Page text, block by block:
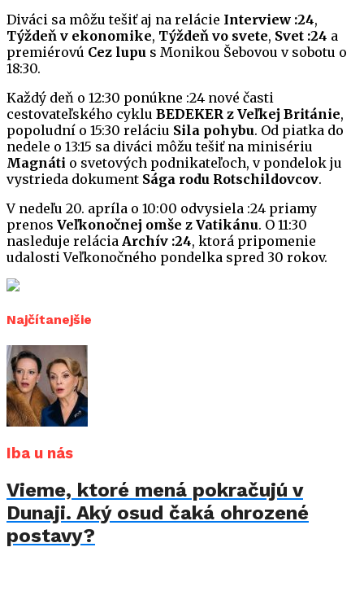
Diváci sa môžu tešiť aj na relácie Interview :24,
Týždeň v ekonomike, Týždeň vo svete, Svet :24 a
premiérovú Cez lupu s Monikou Šebovou v sobotu o
18:30.
Každý deň o 12:30 ponúkne :24 nové časti
cestovateľského cyklu BEDEKER z Veľkej Británie,
popoludní o 15:30 reláciu Sila pohybu. Od piatka do
nedele o 13:15 sa diváci môžu tešiť na minisériu
Magnáti o svetových podnikateľoch, v pondelok ju
vystrieda dokument Sága rodu Rotschildovcov.
V nedeľu 20. apríla o 10:00 odvysiela :24 priamy
prenos Veľkonočnej omše z Vatikánu. O 11:30
nasleduje relácia Archív :24, ktorá pripomenie
udalosti Veľkonočného pondelka spred 30 rokov.
Najčítanejšie
Iba u nás
Vieme, ktoré mená pokračujú v
Dunaji. Aký osud čaká ohrozené
postavy?